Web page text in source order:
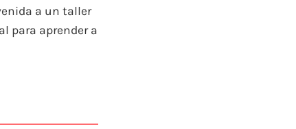
a un taller
para aprender a